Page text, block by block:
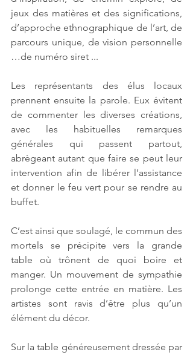
jeux des matières et des significations,
d’approche ethnographique de l’art, de
parcours unique, de vision personnelle
…de numéro siret ...
Les représentants des élus locaux
prennent ensuite la parole. Eux évitent
de commenter les diverses créations,
avec les habituelles remarques
générales qui passent partout,
abrègeant autant que faire se peut leur
intervention afin de libérer l’assistance
et donner le feu vert pour se rendre au
buffet.
C’est ainsi que soulagé, le commun des
mortels se précipite vers la grande
table où trônent de quoi boire et
manger. Un mouvement de sympathie
prolonge cette entrée en matière. Les
artistes sont ravis d’être plus qu’un
élément du décor.
Sur la table généreusement dressée par